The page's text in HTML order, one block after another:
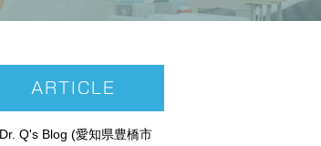
ARTICLE
Dr. Q's Blog (愛知県豊橋市